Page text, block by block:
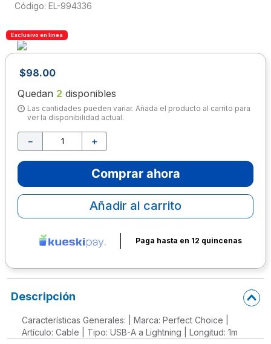
: EL-994336
Exclusivo en línea
$98.00
Quedan 2 disponibles
Las cantidades pueden variar. Añada el producto al carrito para
ver la disponibilidad actual.
＋
－
Comprar ahora
Añadir al carrito
Paga hasta en 12 quincenas
Descripción
Características Generales: | Marca: Perfect Choice |
Artículo: Cable | Tipo: USB-A a Lightning | Longitud: 1m
colores
6.
boligrafo
7.
sacapuntas
8.
escolar
9.
escritorio
lapiz